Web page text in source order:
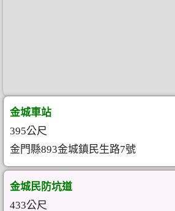
金城車站
395公尺
金門縣893金城鎮民生路7號
金城民防坑道
433公尺